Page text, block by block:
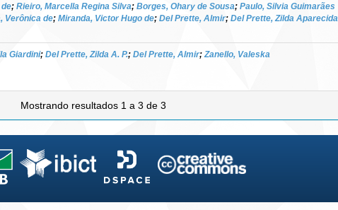
; Rieiro, Marcella Regina Silva; Borges, Ohary de Sousa; Paulo, Silvia Guimarães
Verônica de; Miranda, Victor Hugo de; Del Prette, Almir; Del Prette, Zilda Aparecida
Giardini; Del Prette, Zilda A. P.; Del Prette, Almir; Zanello, Valeska
Mostrando resultados 1 a 3 de 3